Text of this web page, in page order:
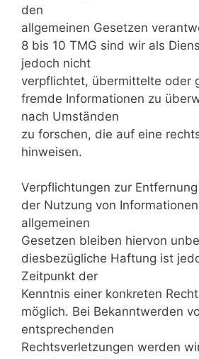
den
allgemeinen Gesetzen
8 bis 10 TMG sind wir als
jedoch nicht
verpflichtet, übermittelte oder
fremde Informationen zu
nach Umständen
zu forschen, die auf eine
hinweisen.
Verpflichtungen zur
der Nutzung von
allgemeinen
Gesetzen bleiben hiervon
diesbezügliche Haftung ist
Zeitpunkt der
Kenntnis einer konkreten
möglich. Bei Bekanntwerden
entsprechenden
Rechtsverletzungen werden